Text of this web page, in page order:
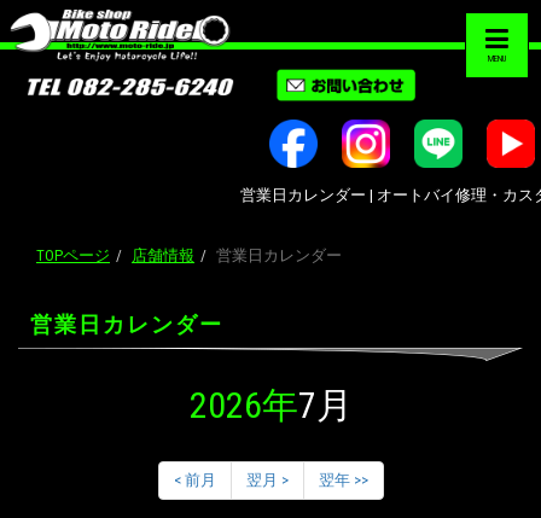
MENU
営業日カレンダー | オートバイ修理・カス
TOPページ 店舗情報 営業日カレンダー
営業日カレンダー
2026年7月
< 前月 翌月 > 翌年 >>